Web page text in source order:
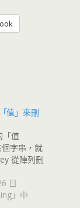
值」來刪
「值
字串，就
從陣列刪
日
」中